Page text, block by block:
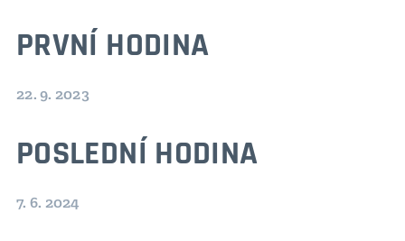
PRVNÍ HODINA
22. 9. 2023
POSLEDNÍ HODINA
7. 6. 2024